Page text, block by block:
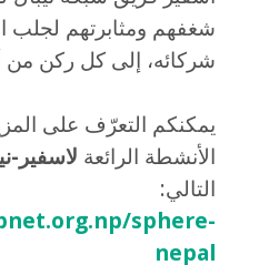
شغفهم ومثابرتهم لجلب
شركائه، إلى كل ركن من
يمكنكم التعرّف على
الأنشطة الرائعة لاسفير-
التالي:
sphere-
nepal